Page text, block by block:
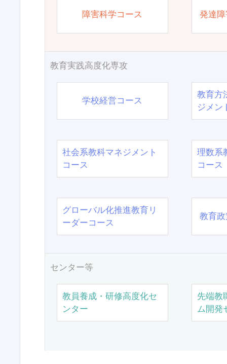
障害科学コース 発達
教育実践高度化専攻
学校経営コース
教育方
ジメン
社会系教科マネジメント
コース
理数系
コース
グローバル化推進教育リ
ーダーコース
教育
センター等
教員養成・研修高度化セ
ンター
先端教
ム開発